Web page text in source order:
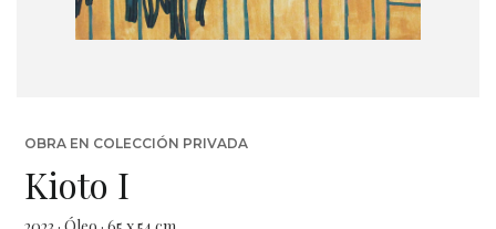
OBRA EN COLECCIÓN PRIVADA
Kioto I